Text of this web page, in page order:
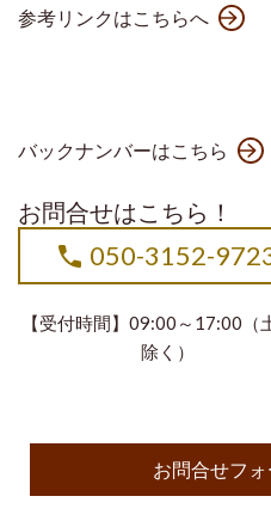
参考リンクはこちらへ
バックナンバーはこちら
お問合せはこちら！
050-3152-
【受付時間】09:00～17:00（
除く）
お問合せフ